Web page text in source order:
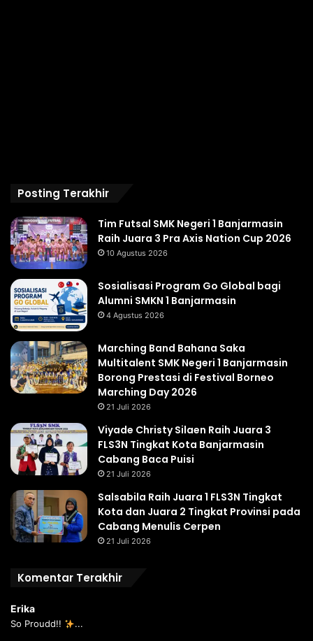
Posting Terakhir
Tim Futsal SMK Negeri 1 Banjarmasin
Raih Juara 3 Pra Axis Nation Cup 2026
10 Agustus 2026
Sosialisasi Program Go Global bagi
Alumni SMKN 1 Banjarmasin
4 Agustus 2026
Marching Band Bahana Saka
Multitalent SMK Negeri 1 Banjarmasin
Borong Prestasi di Festival Borneo
Marching Day 2026
21 Juli 2026
Viyade Christy Silaen Raih Juara 3
FLS3N Tingkat Kota Banjarmasin
Cabang Baca Puisi
21 Juli 2026
Salsabila Raih Juara 1 FLS3N Tingkat
Kota dan Juara 2 Tingkat Provinsi pada
Cabang Menulis Cerpen
21 Juli 2026
Komentar Terakhir
Erika
So Proudd!! ...